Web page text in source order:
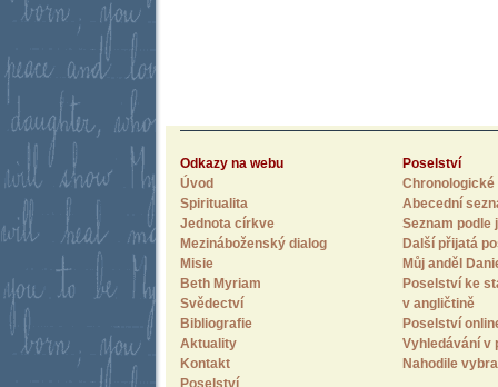
Odkazy na webu
Úvod
Spiritualita
Jednota církve
Mezináboženský dialog
Misie
Beth Myriam
Svědectví
Bibliografie
Aktuality
Kontakt
Poselství
Poselství
Chronologické
Abecední
Seznam
Další přijatá
Můj anděl
Poselství ke
v angličtině
Poselství
Vyhledávání v
Nahodile